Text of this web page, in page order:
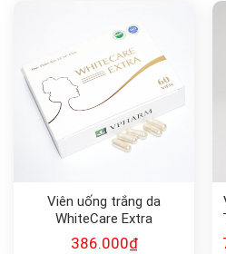
Viên uống trắng da
WhiteCare Extra
386.000₫